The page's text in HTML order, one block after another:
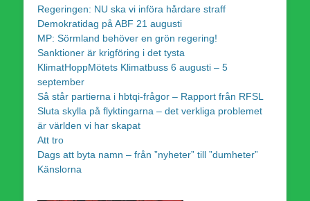
Regeringen: NU ska vi införa hårdare straff
Demokratidag på ABF 21 augusti
MP: Sörmland behöver en grön regering!
Sanktioner är krigföring i det tysta
KlimatHoppMötets Klimatbuss 6 augusti – 5
september
Så står partierna i hbtqi-frågor – Rapport från RFSL
Sluta skylla på flyktingarna – det verkliga problemet
är världen vi har skapat
Att tro
Dags att byta namn – från ”nyheter” till ”dumheter”
Känslorna